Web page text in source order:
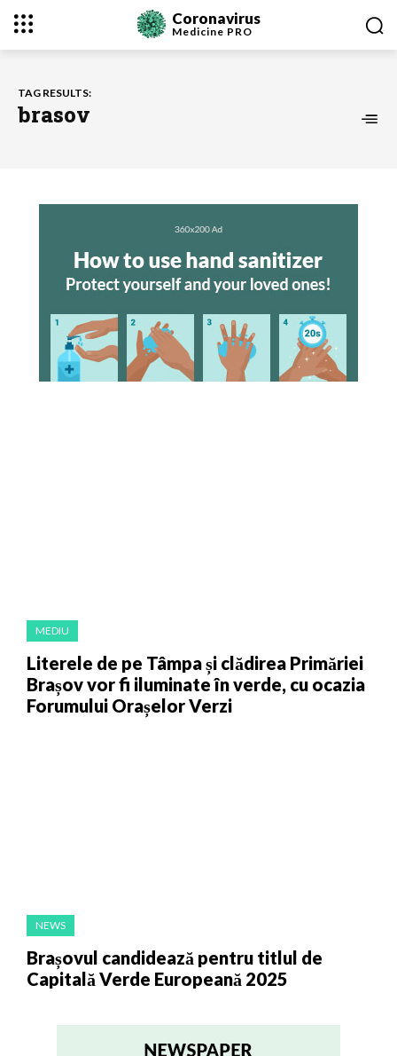
Coronavirus
Medicine PRO
TAG RESULTS:
brasov
MEDIU
Literele de pe Tâmpa și clădirea Primăriei
Brașov vor fi iluminate în verde, cu ocazia
Forumului Orașelor Verzi
NEWS
Brașovul candidează pentru titlul de
Capitală Verde Europeană 2025